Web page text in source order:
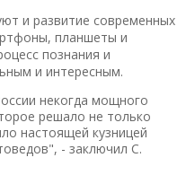
и развитие современных
планшеты и
познания и
и интересным.
некогда мощного
решало не только
настоящей кузницей
- заключил С.